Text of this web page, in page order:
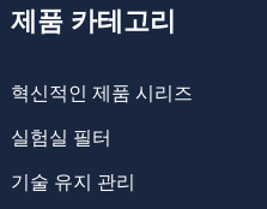
제품 카테고리
혁신적인 제품 시리즈
실험실 필터
기술 유지 관리